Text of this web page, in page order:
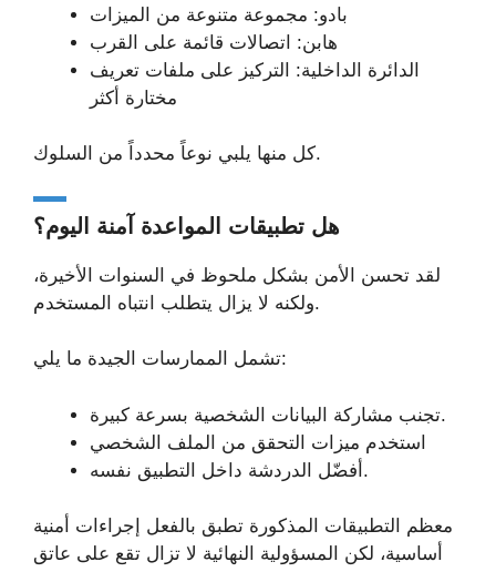
بادو: مجموعة متنوعة من الميزات
هابن: اتصالات قائمة على القرب
الدائرة الداخلية: التركيز على ملفات تعريف
مختارة أكثر
كل منها يلبي نوعاً محدداً من السلوك.
هل تطبيقات المواعدة آمنة اليوم؟
لقد تحسن الأمن بشكل ملحوظ في السنوات الأخيرة،
ولكنه لا يزال يتطلب انتباه المستخدم.
تشمل الممارسات الجيدة ما يلي:
تجنب مشاركة البيانات الشخصية بسرعة كبيرة.
استخدم ميزات التحقق من الملف الشخصي
أفضّل الدردشة داخل التطبيق نفسه.
معظم التطبيقات المذكورة تطبق بالفعل إجراءات أمنية
أساسية، لكن المسؤولية النهائية لا تزال تقع على عاتق